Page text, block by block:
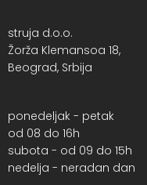
struja d.o.o.
Žorža Klemansoa 18,
Beograd, Srbija
ponedeljak - petak
od 08 do 16h
subota - od 09 do 15h
nedelja - neradan dan